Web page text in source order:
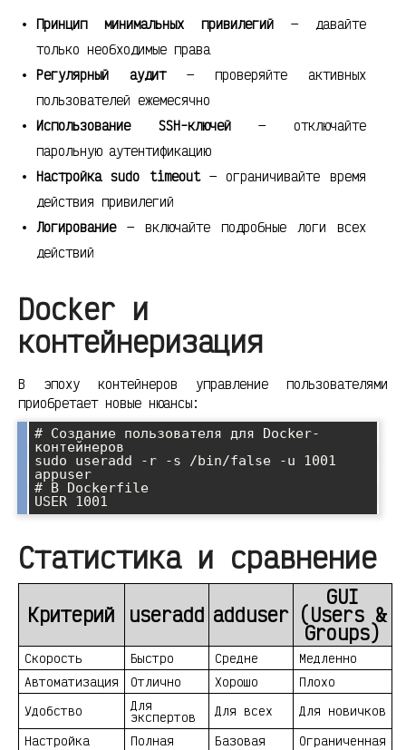
Принцип минимальных привилегий— давайте
только необходимые права
Регулярный аудит— проверяйте активных
пользователей ежемесячно
Использование SSH-ключей— отключайте
парольную аутентификацию
Настройка sudo timeout— ограничивайте время
действия привилегий
Логирование— включайте подробные логи всех
действий
Docker и
контейнеризация
В эпоху контейнеров управление пользователями
приобретает новые нюансы:
# Создание пользователя для Docker-
контейнеров
sudo useradd -r -s /bin/false -u 1001
appuser
# В Dockerfile
Статистика и сравнение
Критерий useradd adduser
GUI
(Users &
Groups)
Скорость Быстро Средне
Медленно
Автоматизация
Отлично Хорошо
Плохо
Удобство
Для
экспертов Для всех
Для новичков
Настройка
Полная Базовая Ограниченная